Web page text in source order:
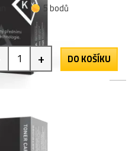
5 bodů
+ DO KOŠÍKU